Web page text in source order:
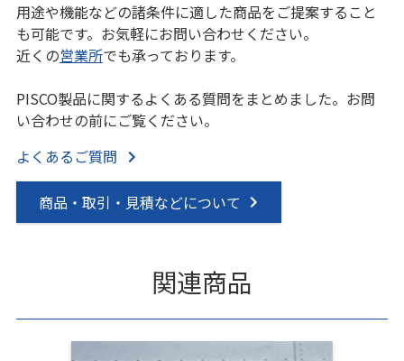
用途や機能などの諸条件に適した商品をご提案すること
も可能です。お気軽にお問い合わせください。
近くの営業所でも承っております。
PISCO製品に関するよくある質問をまとめました。お問
い合わせの前にご覧ください。
よくあるご質問
商品・取引・見積などについて
関連商品